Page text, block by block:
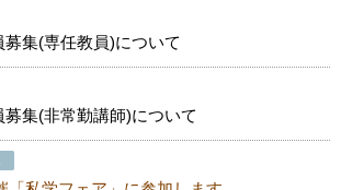
集(専任教員)について
集(非常勤講師)について